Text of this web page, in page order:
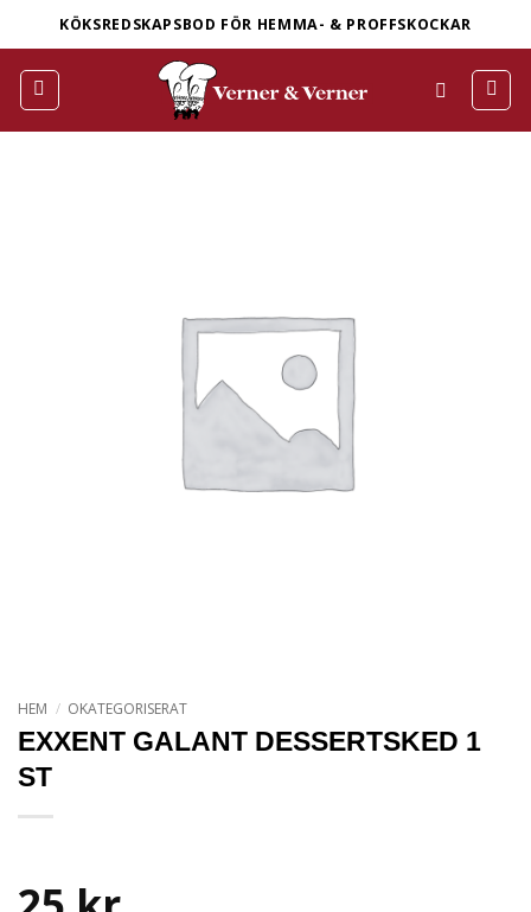
to
content
KÖKSREDSKAPSBOD FÖR HEMMA- & PROFFSKOCKAR
HEM / OKATEGORISERAT
EXXENT GALANT DESSERTSKED 1
ST